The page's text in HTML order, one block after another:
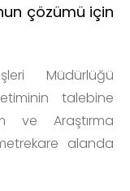
çözümü için
Müdürlüğü
talebine
ve Araştırma
alanda